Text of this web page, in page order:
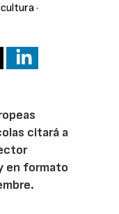
·
citará a
en formato